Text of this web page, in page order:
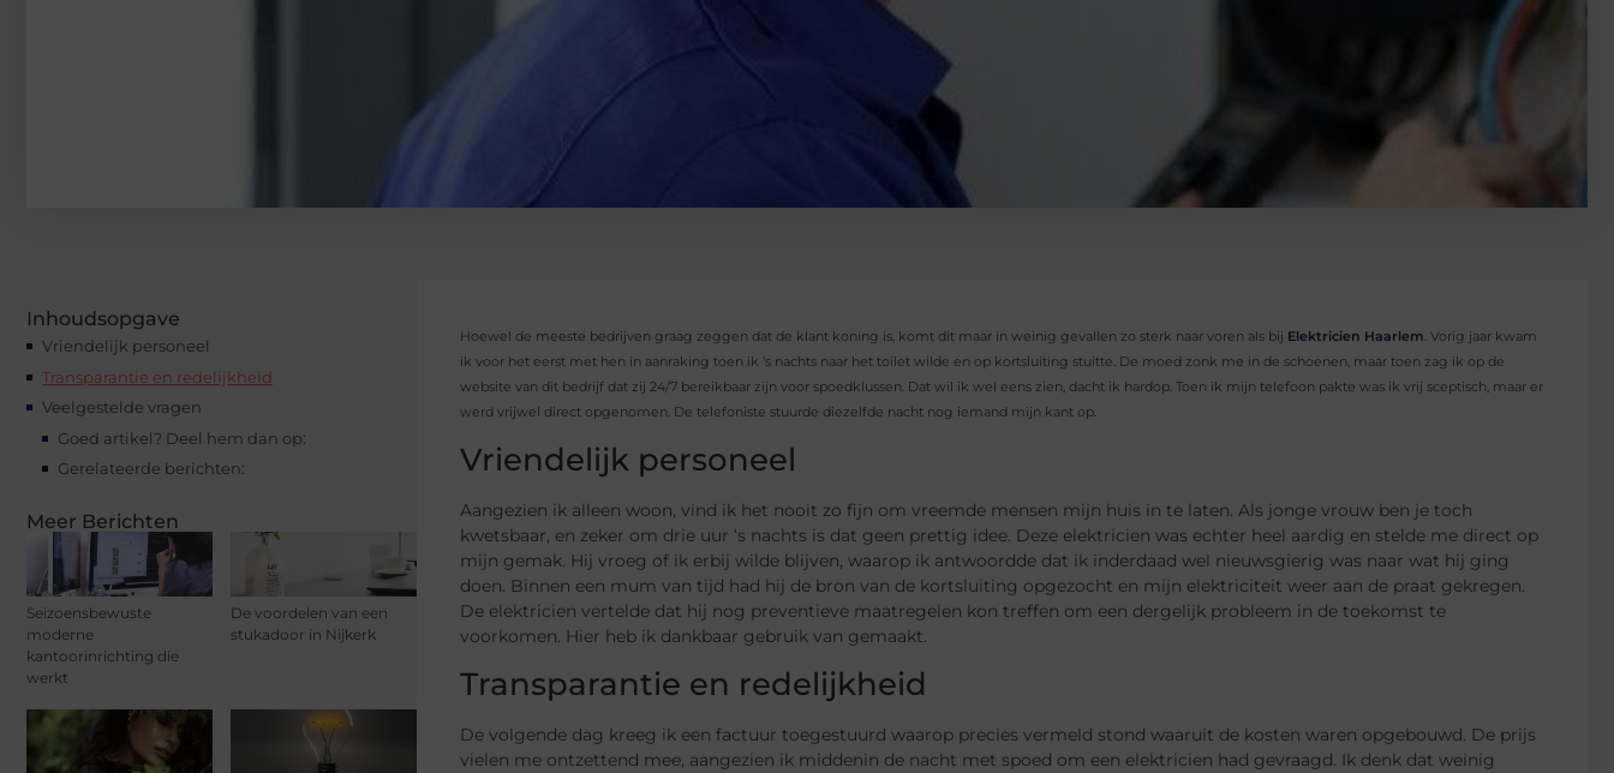
Inhoudsopgave
Vriendelijk personeel
Transparantie en redelijkheid
Veelgestelde vragen
Goed artikel? Deel hem dan op:
Gerelateerde berichten:
Meer Berichten
Seizoensbewuste
moderne
kantoorinrichting die
werkt
De voordelen van een
stukadoor in Nijkerk
Hoewel de meeste bedrijven graag zeggen dat de klant koning is, komt dit maar in weinig gevallen zo sterk naar voren als bij Elektricien Haarlem. Vorig jaar kwam
ik voor het eerst met hen in aanraking toen ik ‘s nachts naar het toilet wilde en op kortsluiting stuitte. De moed zonk me in de schoenen, maar toen zag ik op de
website van dit bedrijf dat zij 24/7 bereikbaar zijn voor spoedklussen. Dat wil ik wel eens zien, dacht ik hardop. Toen ik mijn telefoon pakte was ik vrij sceptisch, maar er
werd vrijwel direct opgenomen. De telefoniste stuurde diezelfde nacht nog iemand mijn kant op.
Vriendelijk personeel
Aangezien ik alleen woon, vind ik het nooit zo fijn om vreemde mensen mijn huis in te laten. Als jonge vrouw ben je toch
kwetsbaar, en zeker om drie uur ‘s nachts is dat geen prettig idee. Deze elektricien was echter heel aardig en stelde me direct op
mijn gemak. Hij vroeg of ik erbij wilde blijven, waarop ik antwoordde dat ik inderdaad wel nieuwsgierig was naar wat hij ging
doen. Binnen een mum van tijd had hij de bron van de kortsluiting opgezocht en mijn elektriciteit weer aan de praat gekregen.
De elektricien vertelde dat hij nog preventieve maatregelen kon treffen om een dergelijk probleem in de toekomst te
voorkomen. Hier heb ik dankbaar gebruik van gemaakt.
Transparantie en redelijkheid
De volgende dag kreeg ik een factuur toegestuurd waarop precies vermeld stond waaruit de kosten waren opgebouwd. De prijs
vielen me ontzettend mee, aangezien ik middenin de nacht met spoed om een elektricien had gevraagd. Ik denk dat weinig